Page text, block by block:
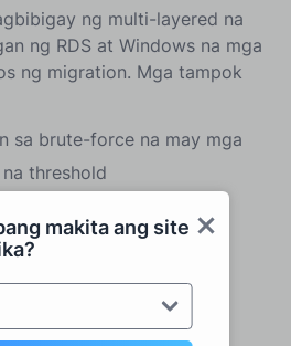
makita ang site
ng multi-layered na
ng RDS at Windows na mga
ng migration. Mga tampok
sa brute-force na may mga
threshold
mga restriksyon batay sa
oras ng pag-login ng